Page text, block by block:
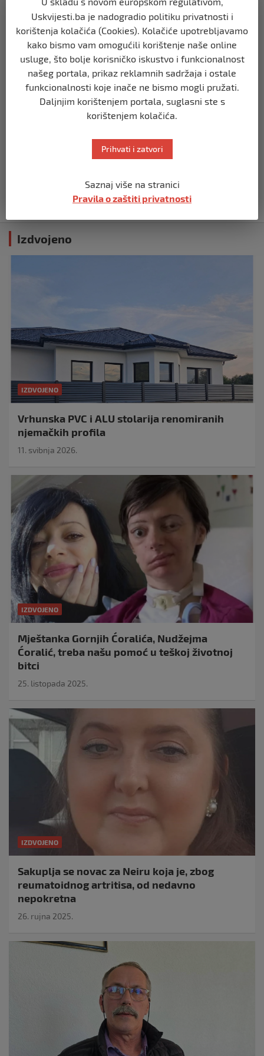
ZANIMLJIVOSTI
Dnevni horoskop za 29. decembar
ZANIMLJIVOSTI
Akademik:Isak Karabegović organizirao
svjetsku konferenciju
ZANIMLJIVOSTI
cigarete
prije 3 godine
Izdvojeno
IZDVOJENO
Vrhunska PVC i ALU stolarija renomiranih
njemačkih profila
11. svibnja 2026.
IZDVOJENO
Mještanka Gornjih Ćoralića, Nudžejma
Ćoralić, treba našu pomoć u teškoj životnoj
bitci
25. listopada 2025.
IZDVOJENO
Sakuplja se novac za Neiru koja je, zbog
reumatoidnog artritisa, od nedavno
nepokretna
26. rujna 2025.
Uskvijesti.ba je nadogradio politiku privatnosti i
korištenja kolačića (Cookies). Kolačiće upotrebljavamo
kako bismo vam omogućili korištenje naše online
usluge, što bolje korisničko iskustvo i funkcionalnost
našeg portala, prikaz reklamnih sadržaja i ostale
funkcionalnosti koje inače ne bismo mogli pružati.
Daljnjim korištenjem portala, suglasni ste s
korištenjem kolačića.
Prihvati i zatvori
Saznaj više na stranici
Pravila o zaštiti privatnosti